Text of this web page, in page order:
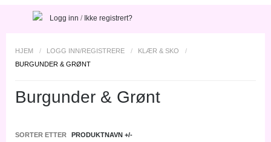
Logg inn / Ikke registrert?
HJEM / LOGG INN/REGISTRERE / KLÆR & SKO
/
BURGUNDER & GRØNT
Burgunder & Grønt
SORTER ETTER PRODUKTNAVN +/-